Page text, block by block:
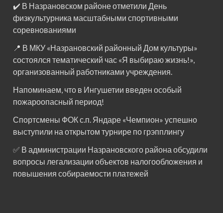
✔️ В Назрановском районе отметили День
физкультурника масштабными спортивными
соревнованиями
📍 В МКУ «Назрановский районный Дом культуры»
состоялся тематический час «Я выбираю жизнь!»,
организованный работниками учреждения.
Напоминаем, что в Ингушетии введен особый
пожароопасный период!⁣⁣⠀
Спортсмены ФОК с.п. Яндаре «Чемпион» успешно
выступили на открытом турнире по грэпплингу
✅ В администрации Назрановского района обсудили
вопросы легализации объектов налогообложения и
повышения собираемости платежей